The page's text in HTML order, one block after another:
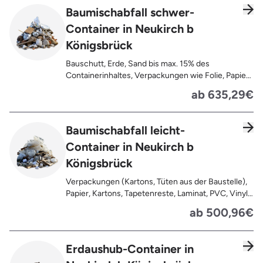
Baumischabfall schwer-
Container in Neukirch b
Königsbrück
Bauschutt, Erde, Sand bis max. 15% des
Containerinhaltes, Verpackungen wie Folie, Papier,
Kunststoffe, Gummi, Styropor, Holz (z.B.
Teppiche, Gardinen, Gipswände/
Trockenbauwände, Metalle, Bleche, Rohre, Kabel,
Türen für den Innenbereich, Restentleerte
Gebinde wie Dosen, Fässer, Eimer,
Sauerkrautplatten
ab 635,29€
Baumischabfall leicht-
Container in Neukirch b
Königsbrück
Verpackungen (Kartons, Tüten aus der Baustelle),
Papier, Kartons, Tapetenreste, Laminat, PVC, Vinyl,
Kunststoffe, Folien, Gummi, Styropor, Holz (z.B.
Spanplatten, Bauholz, Paletten), Textilien wie
Teppiche, Gardinen, Gipswände/
Türen für den Innenbereich, Restentleerte
ab 500,96€
Erdaushub-Container in